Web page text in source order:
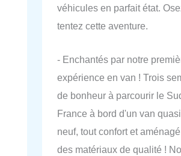
véhicules en parfait état.
tentez cette aventure.
- Enchantés par notre
expérience en van ! Trois
de bonheur à parcourir le
France à bord d'un van
neuf, tout confort et
des matériaux de qualité !